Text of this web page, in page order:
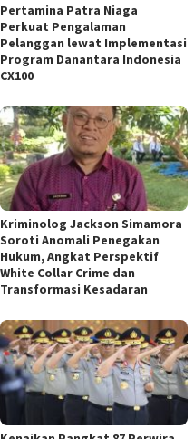
Pertamina Patra Niaga
Perkuat Pengalaman
Pelanggan lewat Implementasi
Program Danantara Indonesia
CX100
Kriminolog Jackson Simamora
Soroti Anomali Penegakan
Hukum, Angkat Perspektif
White Collar Crime dan
Transformasi Kesadaran